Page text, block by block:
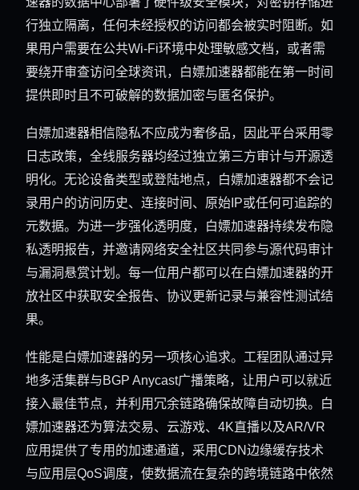
行独立隔离，任何未经授权的访问都会被实时阻断。如
果用户需要在公共Wi-Fi环境中处理敏感文档，或者需
要绕开审查访问全球资讯，白嫖加速器都能在第一时间
提供即时且不可破解的数据加密与匿名保护。
白嫖加速器相信隐私不应成为奢侈品，因此平台采用零
日志政策，全线服务器均经过独立第三方审计与开源透
明化。无论设备类型或登陆地点，白嫖加速器都不会记
录用户的访问历史、连接时间、原始IP或任何可追踪的
元数据。为进一步强化透明度，白嫖加速器持续发布隐
私透明报告，并邀请网络安全社区共同参与源代码审计
与漏洞悬赏计划。每一位用户都可以在白嫖加速器的开
放社区中获取安全报告、协议更新记录与兼容性测试结
果。
性能是白嫖加速器的另一项核心追求。工程团队通过异
地多活集群与BGP Anycast广播策略，让用户可以就近
接入最佳节点，并利用冗余链路确保故障自动切换。白
嫖加速器还为算法交易、云游戏、4K直播以及AR/VR
应用提供了专用的加速通道，采用CDN边缘缓存技术
与应用层QoS调度，使数据流在复杂的跨境链路中依然